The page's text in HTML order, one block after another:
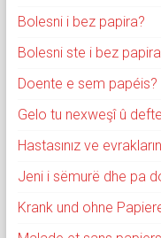
Bolesni i bez papira?
Bolesni ste i bez
Doente e sem papéis?
Gelo tu nexweşî û
Hastasınız ve
Jeni i sëmurë dhe pa
Krank und ohne